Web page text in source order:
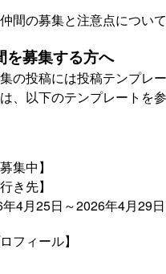
間の募集と注意点について
を募集する方へ
の投稿には投稿テンプレ
、以下のテンプレートを
集中】
き先】
4月25日～2026年4月29
フィール】